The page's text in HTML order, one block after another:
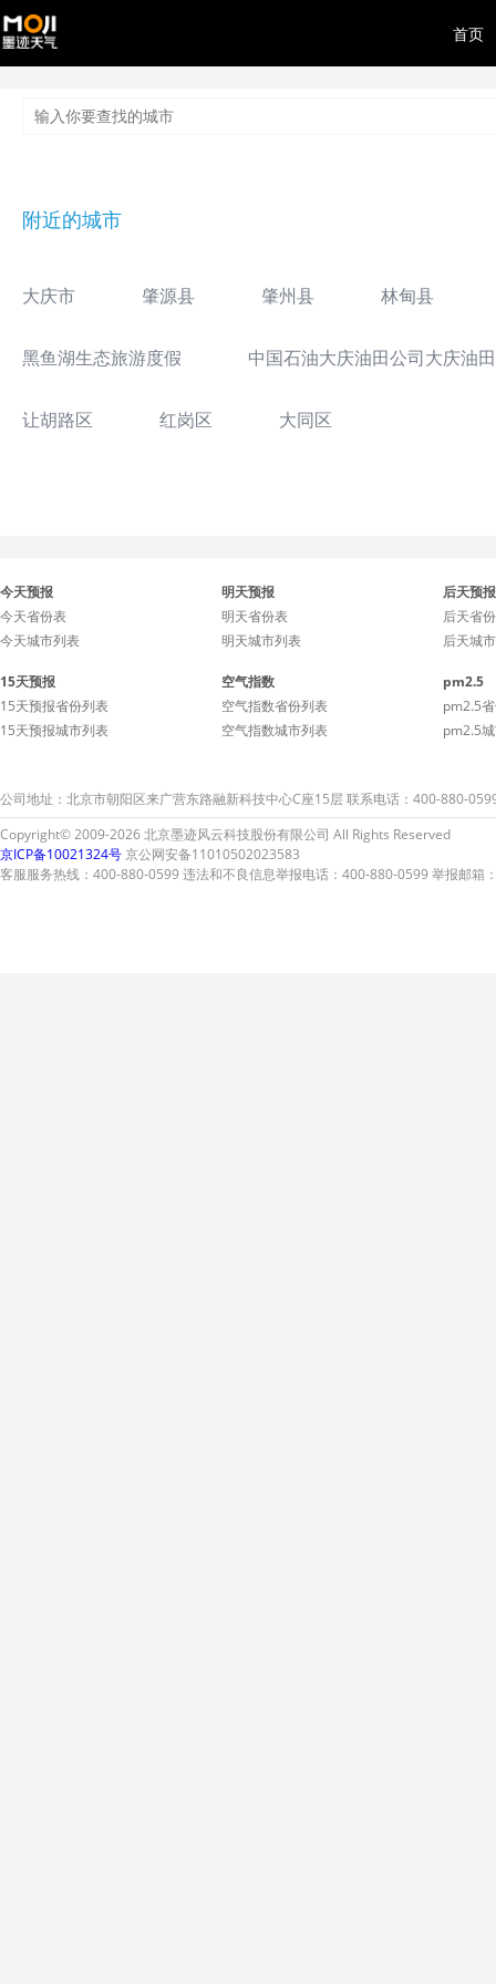
首页
附近的城市
大庆市 肇源县 肇州县 林甸县
黑鱼湖生态旅游度假 中国石油大庆油田公司大庆油
让胡路区 红岗区 大同区
今天预报
今天省份表
今天城市列表
明天预报
明天省份表
明天城市列表
后天预报
后天省
后天城
15天预报
15天预报省份列表
15天预报城市列表
空气指数
空气指数省份列表
空气指数城市列表
pm2.5
pm2.5
pm2.5
公司地址：北京市朝阳区来广营东路融新科技中心C座15层 联系电话：400-880-
Copyright© 2009-2026 北京墨迹风云科技股份有限公司 All Rights Reserved
京ICP备10021324号京公网安备11010502023583
客服服务热线：400-880-0599 违法和不良信息举报电话：400-880-0599 举报邮箱